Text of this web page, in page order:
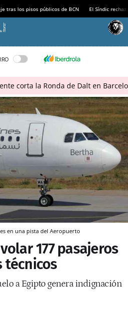
tras los pisos públicos de BCN El Síndic
corta la Ronda de Dalt en
en una pista del Aeropuerto
177 pasajeros
técnicos
a Egipto genera indignación